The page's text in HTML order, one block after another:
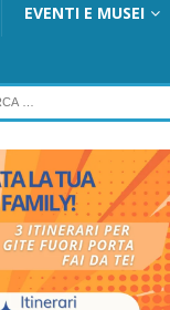
EVENTI E MUSEI